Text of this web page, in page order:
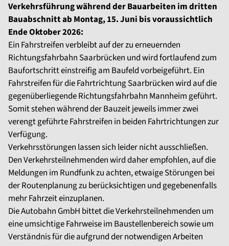
Verkehrsführung während der Bauarbeiten im dritten
Bauabschnitt ab Montag, 15. Juni bis voraussichtlich
Ende Oktober 2026:
Ein Fahrstreifen verbleibt auf der zu erneuernden
Richtungsfahrbahn Saarbrücken und wird fortlaufend zum
Baufortschritt einstreifig am Baufeld vorbeigeführt. Ein
Fahrstreifen für die Fahrtrichtung Saarbrücken wird auf die
gegenüberliegende Richtungsfahrbahn Mannheim geführt.
Somit stehen während der Bauzeit jeweils immer zwei
verengt geführte Fahrstreifen in beiden Fahrtrichtungen zur
Verfügung.
Verkehrsstörungen lassen sich leider nicht ausschließen.
Den Verkehrsteilnehmenden wird daher empfohlen, auf die
Meldungen im Rundfunk zu achten, etwaige Störungen bei
der Routenplanung zu berücksichtigen und gegebenenfalls
mehr Fahrzeit einzuplanen.
Die Autobahn GmbH bittet die Verkehrsteilnehmenden um
eine umsichtige Fahrweise im Baustellenbereich sowie um
Verständnis für die aufgrund der notwendigen Arbeiten